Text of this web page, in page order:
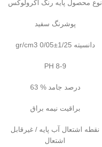
نوع محصول پایه رنگ اکرولوکس
پوشرنگ سفید
دانسیته 1/25±0/05 gr/cm3
PH 8-9
درصد جامد % 63
براقیت نیمه براق
نقطه اشتعال آب پایه / غیرقابل
اشتعال